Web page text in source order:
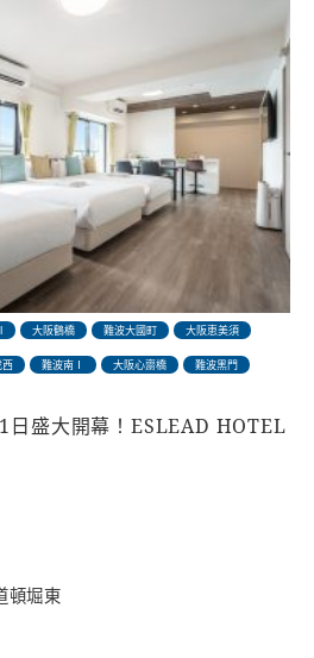
大阪鶴橋 難波大國町 大阪恵美須
西 難波南Ⅰ 大阪心齋橋 難波黑門
日盛大開幕！ESLEAD HOTEL
頓堀東